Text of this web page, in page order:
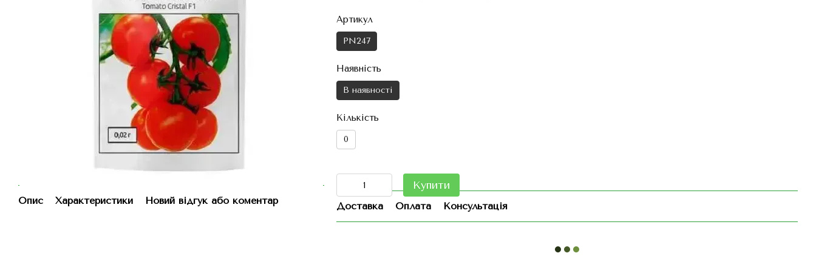
Опис Характеристики Новий відгук або коментар
Артикул
PN247
Наявність
В наявності
Кількість
0
Купити
Доставка Оплата Консультація